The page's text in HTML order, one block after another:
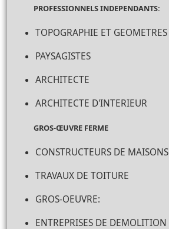
PROFESSIONNELS INDEPENDANTS:
TOPOGRAPHIE ET GEOMETRES
PAYSAGISTES
ARCHITECTE
ARCHITECTE D'INTERIEUR
GROS-ŒUVRE FERME
CONSTRUCTEURS DE MAISONS
TRAVAUX DE TOITURE
GROS-OEUVRE:
ENTREPRISES DE DEMOLITION